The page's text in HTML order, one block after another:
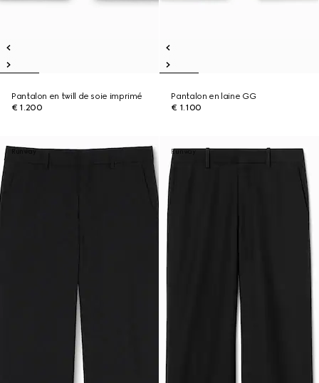
Pantalon en twill de soie imprimé
€ 1.200
Pantalon en laine GG
€ 1.100
Runway Runway